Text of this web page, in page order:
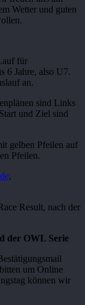
Wetter und guten
für
6 Jahre, also U7.
an.
sind Links
und Ziel sind
gelben Pfeilen auf
Pfeilen.
,
Result, nach der
der OWL Serie
um Online
können wir